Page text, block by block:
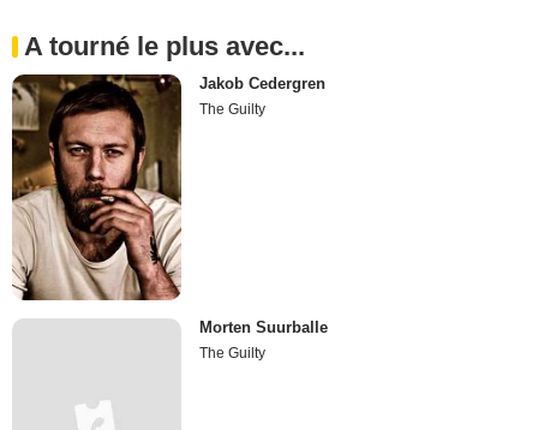
A tourné le plus avec...
Jakob Cedergren
The Guilty
Morten Suurballe
The Guilty